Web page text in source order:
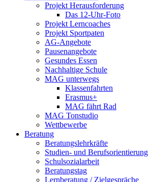
Projekt Herausforderung
Das 12-Uhr-Foto
Projekt Lerncoaches
Projekt Sportpaten
AG-Angebote
Pausenangebote
Gesundes Essen
Nachhaltige Schule
MAG unterwegs
Klassenfahrten
Erasmus+
MAG fährt Rad
MAG Tonstudio
Wettbewerbe
Beratung
Beratungslehrkräfte
Studien- und Berufsorientierung
Schulsozialarbeit
Beratungstag
Lernberatung / Zielgespräche